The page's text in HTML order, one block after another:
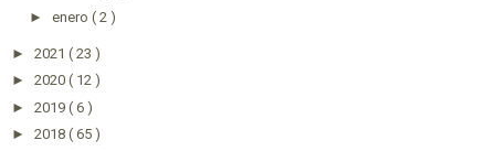
► enero ( 2 )
► 2021 ( 23 )
► 2020 ( 12 )
► 2019 ( 6 )
► 2018 ( 65 )